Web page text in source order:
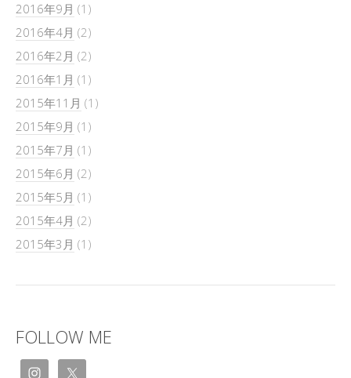
2016年9月 (1)
2016年4月 (2)
2016年2月 (2)
2016年1月 (1)
2015年11月 (1)
2015年9月 (1)
2015年7月 (1)
2015年6月 (2)
2015年5月 (1)
2015年4月 (2)
2015年3月 (1)
FOLLOW ME